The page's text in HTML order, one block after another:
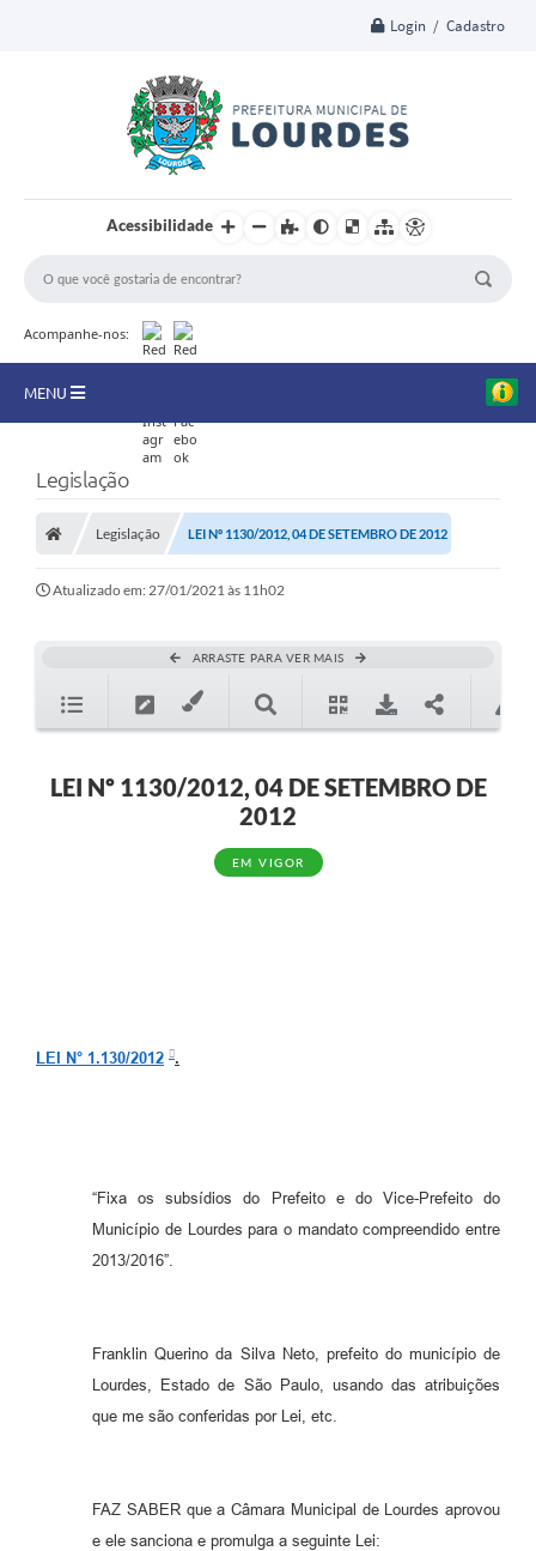
Login / Cadastro
Acessibilidade
Acompanhe-nos:
MENU
Secretarias
Editais
Telefones Úteis
Acesso a Informação
Contato
REQUERIMENTO DE RESTITUIÇÃO DA TAXA DE INSCRIÇÃO
QUESTIONÁRIO PPA 2026/2029, LDO 2026 e LOA 2026
A Prefeitura
Arquivos para Download
Legislação
Legislação LEI Nº 1130/2012, 04 DE SETEMBRO DE 2012
Atualizado em: 27/01/2021 às 11h02
ARRASTE PARA VER MAIS
LEI Nº 1130/2012, 04 DE SETEMBRO DE
2012
EM VIGOR
LEI N° 1.130/2012 .
“Fixa os subsídios do Prefeito e do Vice-Prefeito do
Município de Lourdes para o mandato compreendido entre
2013/2016”.
Franklin Querino da Silva Neto, prefeito do município de
Lourdes, Estado de São Paulo, usando das atribuições
que me são conferidas por Lei, etc.
FAZ SABER que a Câmara Municipal de Lourdes aprovou
e ele sanciona e promulga a seguinte Lei: